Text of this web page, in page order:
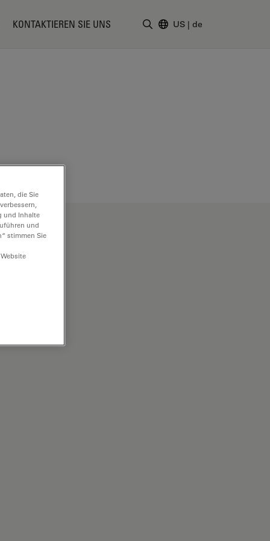
KONTAKTIEREN SIE UNS US | de
die Sie
und Inhalte
und
stimmen Sie